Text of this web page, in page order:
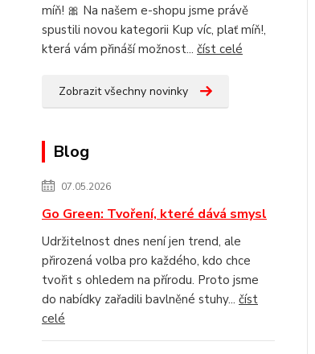
míň! 🎀 Na našem e-shopu jsme právě
spustili novou kategorii Kup víc, plať míň!,
která vám přináší možnost... číst celé
Zobrazit všechny novinky
Blog
07.05.2026
Go Green: Tvoření, které dává smysl
Udržitelnost dnes není jen trend, ale
přirozená volba pro každého, kdo chce
tvořit s ohledem na přírodu. Proto jsme
do nabídky zařadili bavlněné stuhy... číst
celé